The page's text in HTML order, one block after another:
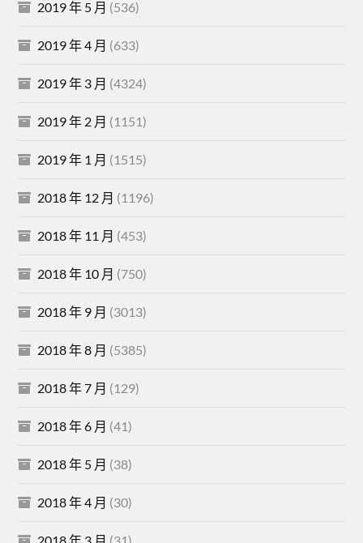
2019 年 5 月 (536)
2019 年 4 月 (633)
2019 年 3 月 (4324)
2019 年 2 月 (1151)
2019 年 1 月 (1515)
2018 年 12 月 (1196)
2018 年 11 月 (453)
2018 年 10 月 (750)
2018 年 9 月 (3013)
2018 年 8 月 (5385)
2018 年 7 月 (129)
2018 年 6 月 (41)
2018 年 5 月 (38)
2018 年 4 月 (30)
2018 年 3 月 (31)